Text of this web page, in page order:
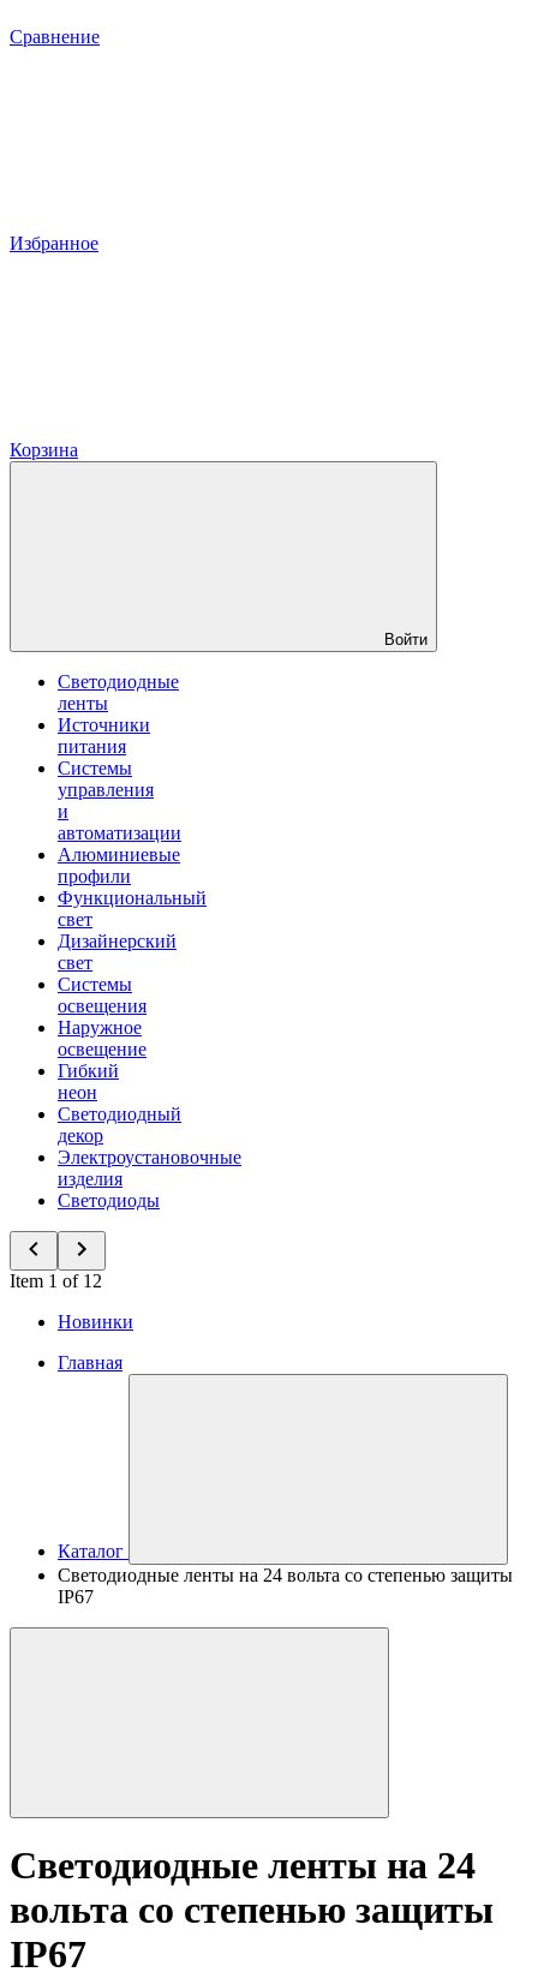
Сравнение
Избранное
Корзина
Войти
Светодиодные
ленты
Источники
питания
Системы
управления
и
автоматизации
Алюминиевые
профили
Функциональный
свет
Дизайнерский
свет
Системы
освещения
Наружное
освещение
Гибкий
неон
Светодиодный
декор
Электроустановочные
изделия
Светодиоды
Item 1 of 12
Новинки
Главная
Каталог
Светодиодные ленты на 24 вольта со степенью защиты
IP67
Светодиодные ленты на 24
вольта со степенью защиты
IP67